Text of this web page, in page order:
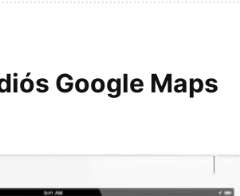
Google Maps